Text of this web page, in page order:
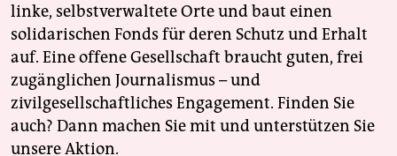
linke, selbstverwaltete Orte und baut einen
solidarischen Fonds für deren Schutz und Erhalt
auf. Eine offene Gesellschaft braucht guten, frei
zugänglichen Journalismus – und
zivilgesellschaftliches Engagement. Finden Sie
auch? Dann machen Sie mit und unterstützen Sie
unsere Aktion.